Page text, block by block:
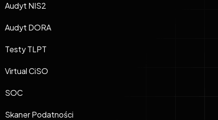
Audyt NIS2
Audyt DORA
Testy TLPT
Virtual CiSO
SOC
Skaner Podatności